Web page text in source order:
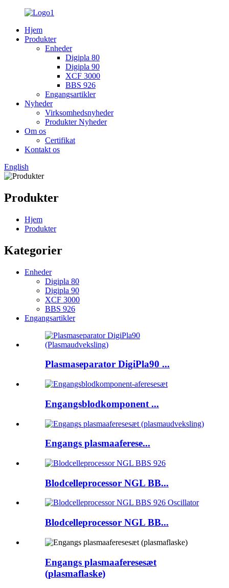
Hjem
Produkter
Enheder
Digipla 80
Digipla 90
XCF 3000
BBS 926
Engangsartikler
Nyheder
Virksomhedsnyheder
Produkter Nyheder
Om os
Certifikat
Kontakt os
English
Produkter
Hjem
Produkter
Kategorier
Enheder
Digipla 80
Digipla 90
XCF 3000
BBS 926
Engangsartikler
Plasmaseparator DigiPla90 ...
Engangsblodkomponent ...
Engangs plasmaaferese...
Blodcelleprocessor NGL BB...
Blodcelleprocessor NGL BB...
Engangs plasmaaferesesæt
(plasmaflaske)